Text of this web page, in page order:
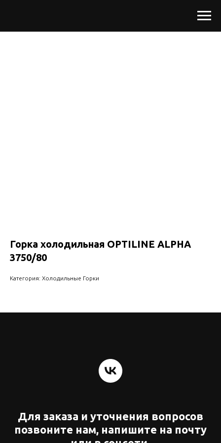
Горка холодильная OPTILINE ALPHA
3750/80
Категория: Холодильные Горки
Для заказа и уточнения вопросов
позвоните нам, напишите на почту